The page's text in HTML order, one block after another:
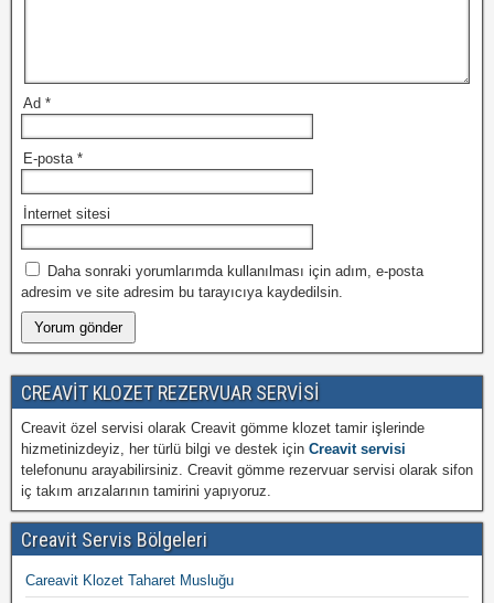
Ad *
E-posta *
İnternet sitesi
Daha sonraki yorumlarımda kullanılması için adım, e-posta
adresim ve site adresim bu tarayıcıya kaydedilsin.
CREAVİT KLOZET REZERVUAR SERVİSİ
Creavit özel servisi olarak Creavit gömme klozet tamir işlerinde
hizmetinizdeyiz, her türlü bilgi ve destek için Creavit servisi
telefonunu arayabilirsiniz. Creavit gömme rezervuar servisi olarak sifon
iç takım arızalarının tamirini yapıyoruz.
Creavit Servis Bölgeleri
Careavit Klozet Taharet Musluğu